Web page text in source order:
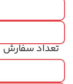
تعداد سفارش